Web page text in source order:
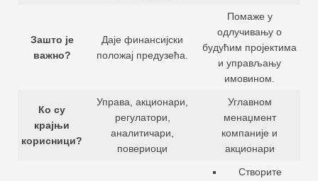
Зашто је
важно?
Даје финансијски
положај предузећа.
Помаже у
одлучивању о
будућим пројектима
и управљању
имовином.
Ко су
крајњи
корисници?
Управа, акционари,
регулатори,
аналитичари,
повериоци
Углавном
менаџмент
компаније и
акционари
Створите